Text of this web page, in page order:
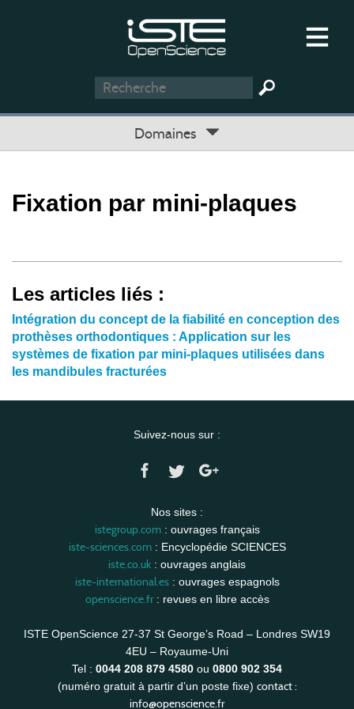
Domaines
Fixation par mini-plaques
Les articles liés :
Intégration du concept de la fiabilité en conception des
prothèses orthodontiques : Application sur les
systèmes de fixation par mini-plaques utilisées dans
les mandibules fracturées
Suivez-nous sur :
Nos sites :
istegroup.com: ouvrages français
iste-sciences.com: Encyclopédie SCIENCES
iste.co.uk : ouvrages anglais
iste-international.es: ouvrages espagnols
openscience.fr: revues en libre accès
ISTE OpenScience 27-37 St George’s Road – Londres SW19
4EU – Royaume-Uni
Tel : 0044 208 879 4580 ou 0800 902 354
(numéro gratuit à partir d’un poste fixe) contact :
info@openscience.fr